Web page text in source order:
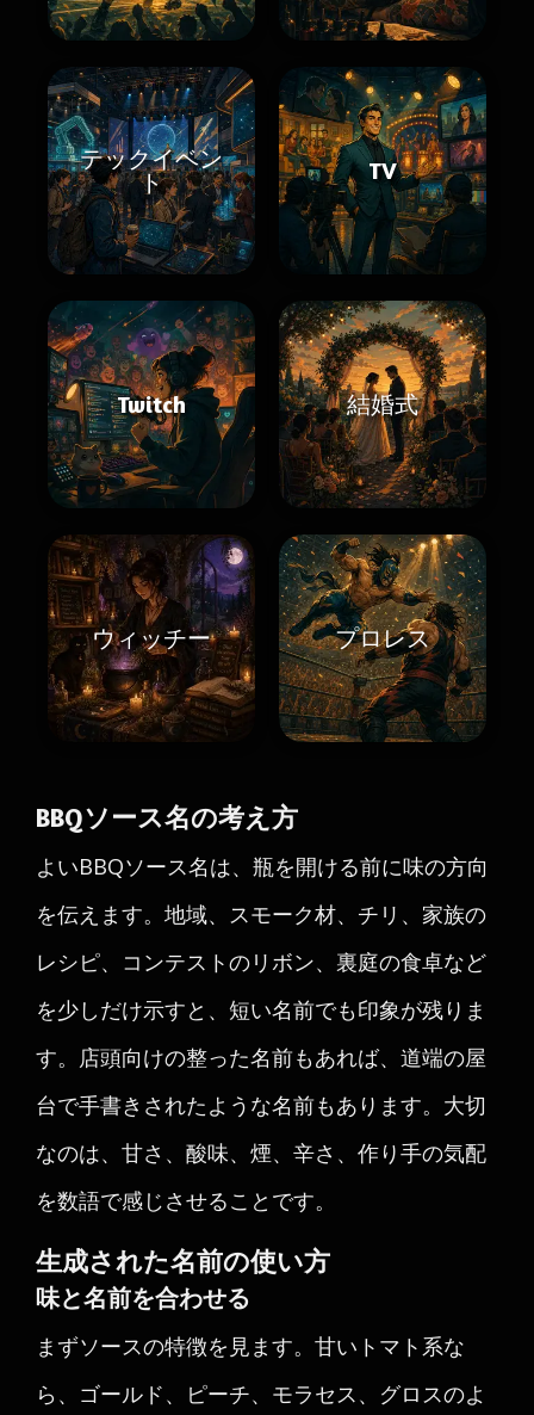
テックイベン
ト
TV
Twitch 結婚式
ウィッチー プロレス
BBQソース名の考え方
よいBBQソース名は、瓶を開ける前に味の方向
を伝えます。地域、スモーク材、チリ、家族の
レシピ、コンテストのリボン、裏庭の食卓など
を少しだけ示すと、短い名前でも印象が残りま
す。店頭向けの整った名前もあれば、道端の屋
台で手書きされたような名前もあります。大切
なのは、甘さ、酸味、煙、辛さ、作り手の気配
を数語で感じさせることです。
生成された名前の使い方
味と名前を合わせる
まずソースの特徴を見ます。甘いトマト系な
ら、ゴールド、ピーチ、モラセス、グロスのよ